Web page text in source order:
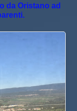
da Oristano ad